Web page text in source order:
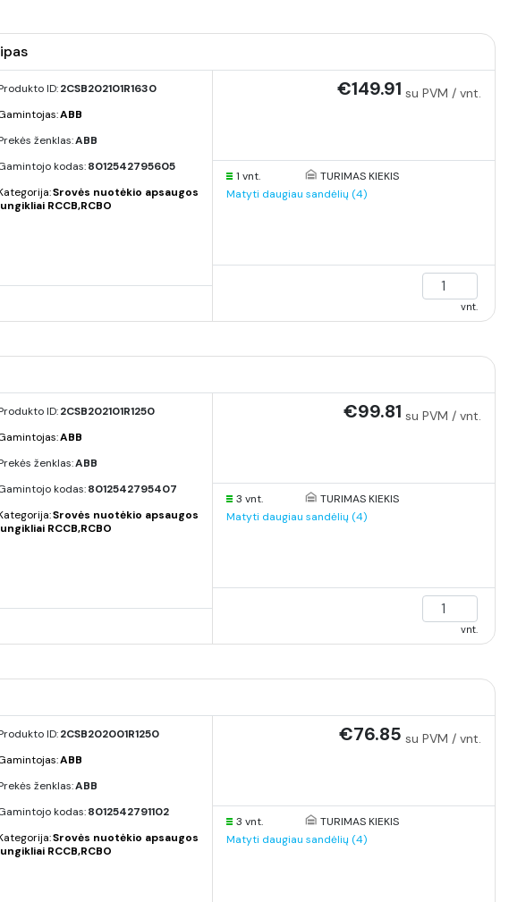
ID: 2CSB202101R1630
ABB
ženklas:ABB
kodas: 8012542795605
Srovės nuotėkio apsaugos
RCCB,RCBO
€149.91 su PVM / vnt.
1 vnt.
TURIMAS KIEKIS
Matyti daugiau sandėlių (4)
vnt.
ID: 2CSB202101R1250
ABB
ženklas:ABB
kodas: 8012542795407
Srovės nuotėkio apsaugos
RCCB,RCBO
€99.81 su PVM / vnt.
3 vnt.
TURIMAS KIEKIS
Matyti daugiau sandėlių (4)
vnt.
ID: 2CSB202001R1250
ABB
ženklas:ABB
kodas: 8012542791102
Srovės nuotėkio apsaugos
RCCB,RCBO
€76.85 su PVM / vnt.
3 vnt.
TURIMAS KIEKIS
Matyti daugiau sandėlių (4)